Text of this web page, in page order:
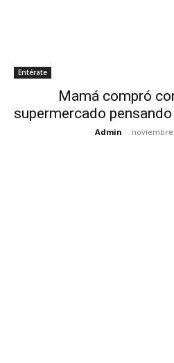
Entérate
Mamá compró
supermercado
Admin - noviembre